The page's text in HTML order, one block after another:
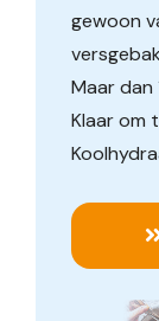
gewoon
Maar
Klaar om